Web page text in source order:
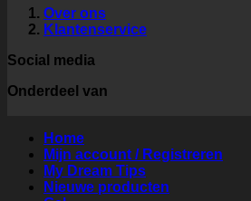
Over ons
Klantenservice
Social media
Onderdeel van
Home
Mijn account / Registreren
My Dream Tips
Nieuwe producten